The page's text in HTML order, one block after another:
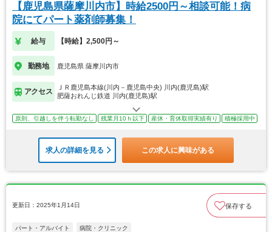
【鹿児島県薩摩川内市】時給2500円～相談可能！病
院にてパート薬剤師募集！
給与 【時給】2,500円～
勤務地 鹿児島県 薩摩川内市
アクセス
ＪＲ鹿児島本線(川内－鹿児島中央) 川内(鹿児島)駅
肥薩おれんじ鉄道 川内(鹿児島)駅
原則、引越しを伴う転勤なし 残業月10ｈ以下 産休・育休取得実績有り 積極採用中
求人の詳細を見る この求人に興味がある
更新日：2025年1月14日 保存する
パート・アルバイト 病院・クリニック